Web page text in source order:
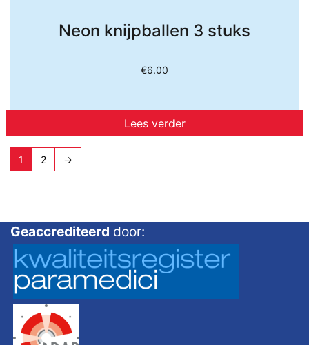
Neon knijpballen 3 stuks
€6.00
Lees verder
1 2 →
Geaccrediteerd door: